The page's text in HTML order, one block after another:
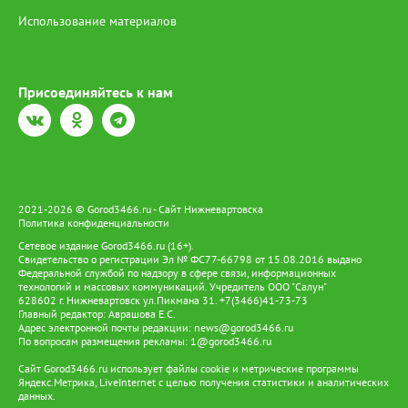
строительству (проект «Сквер в каждый двор») и комитета по
спортзон и обустройстве городских общественных
пространств. «По итогам мы пришли к выводу, что
администрации необходимо проработать вопрос установки
безопасность, чтобы согласовать выход из ситуации без
установки отдельного поста охраны и дополнительных
ограждений. Также предлагается включить в перечень объектов
для комплексного благоустройства участок возле дома № 5 по
улице Гагарина – это очень перспективная зона с готовым
зелёным массивом. Эти вопросы остаются на контроле
комитетов, соответствующие поручения администрации будут
даны, ответы должны поступить до 20 сентября», – рассказал
руководитель рабочей группы «Сквер в каждый двор» Сергей
спортивную площадку: «Мы сделали отличный объект, но затем
отсекли его забором, и теперь он должен служить жителям, не
Использование материалов
Присоединяйтесь к нам
2021-2026 © Gorod3466.ru - Сайт Нижневартовска
Политика конфиденциальности
Сетевое издание Gorod3466.ru (16+).
Свидетельство о регистрации Эл № ФС77-66798 от 15.08.2016 выдано
Федеральной службой по надзору в сфере связи, информационных
технологий и массовых коммуникаций. Учредитель ООО "Салун"
628602 г. Нижневартовск ул.Пикмана 31. +7(3466)41-73-73
Главный редактор: Аврашова Е.С.
Адрес электронной почты редакции: news@gorod3466.ru
По вопросам размещения рекламы: 1@gorod3466.ru
Сайт Gorod3466.ru использует файлы cookie и метрические программы
Яндекс.Метрика, LiveInternet с целью получения статистики и аналитических
данных.